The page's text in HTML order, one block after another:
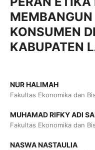
KONSUMEN
KABUPATEN
NUR HALIMAH
Fakultas Ekonomika dan
MUHAMAD RIFKY ADI
Fakultas Ekonomika dan
NASWA NASTAULIA